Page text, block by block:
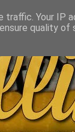
Your IP
quality of